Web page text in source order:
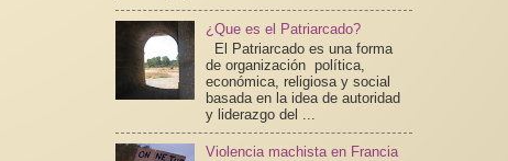
¿Que es el Patriarcado?
El Patriarcado es una forma
de organización política,
económica, religiosa y social
basada en la idea de autoridad
y liderazgo del ...
Violencia machista en Francia